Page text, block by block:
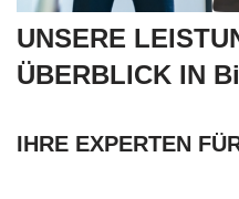
UNSERE
ÜBERBLICK IN
IHRE EXPERTEN